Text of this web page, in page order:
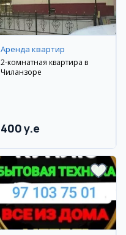
Аренда квартир
2-комнатная квартира в
Чиланзоре
400 y.e